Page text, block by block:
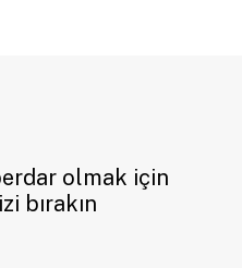
olmak için
bırakın